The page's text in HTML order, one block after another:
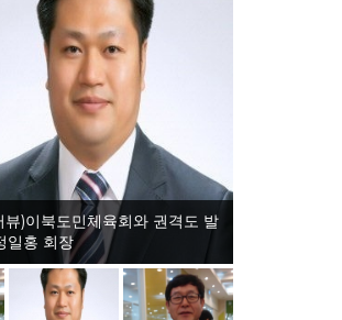
도민체육회와 권격도 발
장
(인터뷰)이북도민